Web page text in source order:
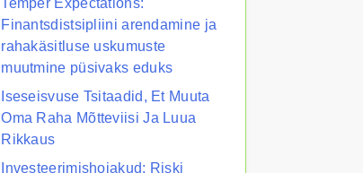
Temper Expectations:
Finantsdistsipliini arendamine ja
rahakäsitluse uskumuste
muutmine püsivaks eduks
Iseseisvuse Tsitaadid, Et Muuta
Oma Raha Mõtteviisi Ja Luua
Rikkaus
Investeerimishoiakud: Riski